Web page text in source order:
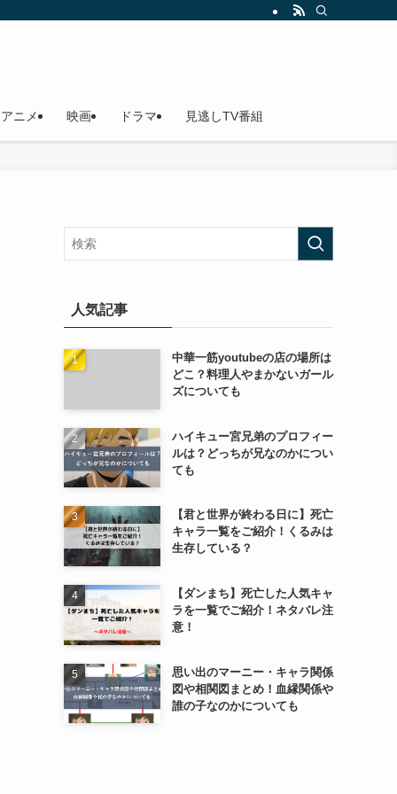
アニメ 映画 ドラマ 見逃しTV番組
人気記事
中華一筋youtubeの店の場所は
どこ？料理人やまかないガール
ズについても
ハイキュー宮兄弟のプロフィー
ルは？どっちが兄なのかについ
ても
【君と世界が終わる日に】死亡
キャラ一覧をご紹介！くるみは
生存している？
【ダンまち】死亡した人気キャ
ラを一覧でご紹介！ネタバレ注
意！
思い出のマーニー・キャラ関係
図や相関図まとめ！血縁関係や
誰の子なのかについても